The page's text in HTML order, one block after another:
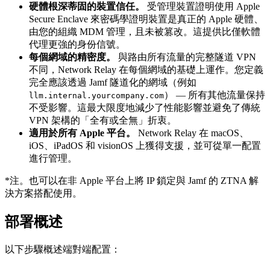
硬體根深蒂固的裝置信任。
受管理裝置證明使用 Apple
Secure Enclave 來密碼學證明裝置是真正的 Apple 硬體、
由您的組織 MDM 管理，且未被篡改。這提供比僅軟體
代理更強的身份信號。
每個網域的精密度。
與路由所有流量的完整隧道 VPN
不同，Network Relay 在每個網域的基礎上運作。您定義
完全應該透過 Jamf 隧道化的網域（例如
llm.internal.yourcompany.com） — 所有其他流量保持
不受影響。這最大限度地減少了性能影響並避免了傳統
VPN 架構的「全有或全無」折衷。
適用於所有 Apple 平台。
Network Relay 在 macOS、
iOS、iPadOS 和 visionOS 上獲得支援，並可從單一配置
進行管理。
*注。也可以在非 Apple 平台上將 IP 鎖定與 Jamf 的 ZTNA 解
決方案搭配使用。
部署概述
以下步驟概述端對端配置：